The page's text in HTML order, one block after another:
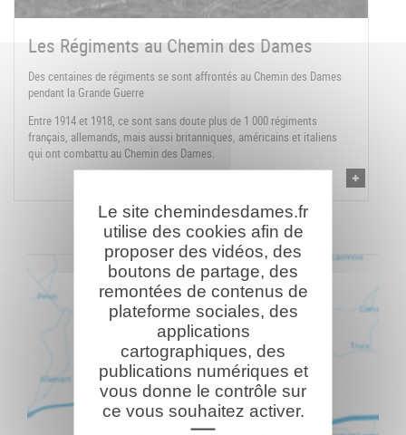
Les Régiments au Chemin des Dames
Des centaines de régiments se sont affrontés au Chemin des Dames
pendant la Grande Guerre
Entre 1914 et 1918, ce sont sans doute plus de 1 000 régiments
français, allemands, mais aussi britanniques, américains et italiens
qui ont combattu au Chemin des Dames.
Le site chemindesdames.fr
utilise des cookies afin de
proposer des vidéos, des
boutons de partage, des
remontées de contenus de
plateforme sociales, des
applications
cartographiques, des
publications numériques et
vous donne le contrôle sur
ce vous souhaitez activer.